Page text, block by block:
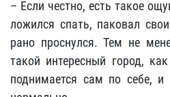
– Если честно, есть такое
ложился спать, паковал
рано проснулся. Тем не
такой интересный город,
поднимается сам по себе, и